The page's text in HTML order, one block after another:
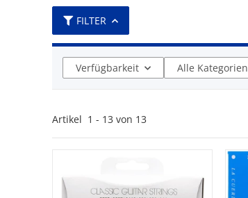
FILTER
Verfügbarkeit Alle Kategorien
Artikel 1 - 13 von 13